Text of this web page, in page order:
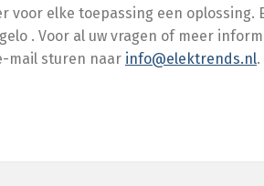
voor elke toepassing een oplossing.
. Voor al uw vragen of meer
mail sturen naar info@elektrends.nl.